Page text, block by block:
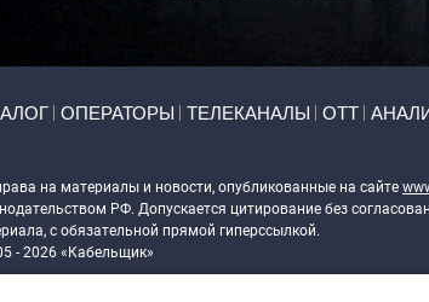
ОПЕРАТОРЫ ТЕЛЕКАНАЛЫ ОТТ
на материалы и новости, опубликованные на сайте
РФ. Допускается цитирование без
с обязательной прямой гиперссылкой.
- 2026 «Кабельщик»